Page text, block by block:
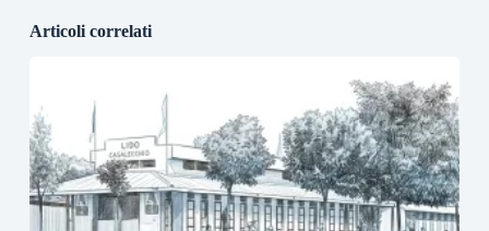
Articoli correlati